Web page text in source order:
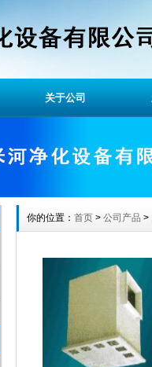
关于公司
你的位置： 首页 > 公司产品 >